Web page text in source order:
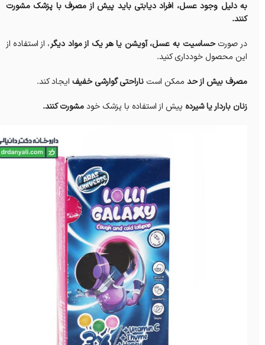
به دلیل وجود عسل، افراد دیابتی باید پیش از مصرف با پزشک مشورت
کنند.
در صورتحساسیت به عسل، آویشن یا هر یک از مواد دیگر، از استفاده از
این محصول خودداری کنید.
مصرف بیش از حد ممکن استناراحتی گوارشی خفیف ایجاد کند.
زنان باردار یا شیرده پیش از استفاده با پزشک خودمشورت کنند.